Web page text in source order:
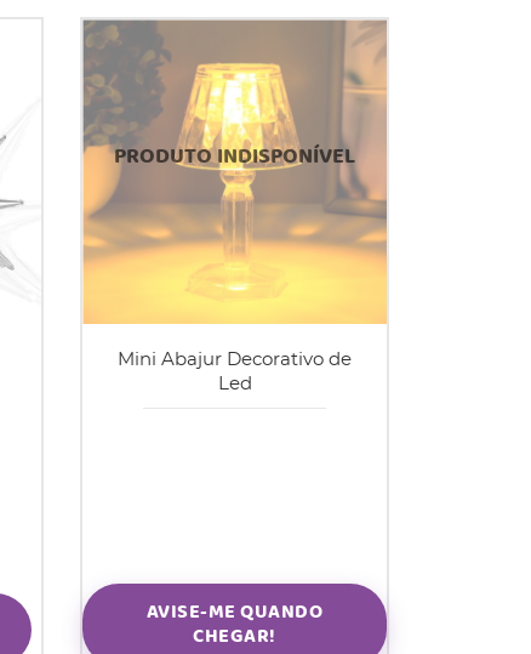
Mini Abajur Decorativo de
Led
AVISE-ME QUANDO
CHEGAR!